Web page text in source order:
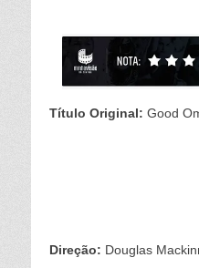
Título Original: Good
Direção: Douglas